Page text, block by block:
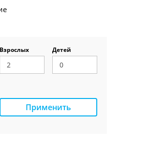
Взрослых Детей
Применить